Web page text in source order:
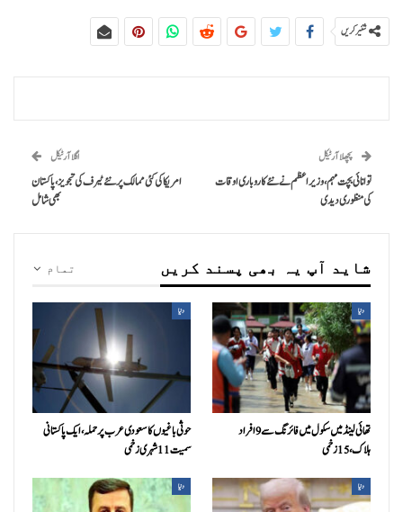
شئیر کریں
پچھلا آرٹیکل
توانائی بچت مہم، وزیراعظم نے نئے کاروباری اوقات
کی منظوری دیدی
اگلا آرٹیکل
امریکا کی کئی ممالک پر نئے ٹیرف کی تجویز، پاکستان
بھی شامل
تمام شاید آپ یہ بھی پسند کریں
دنیا
تھائی لینڈ میں سکول میں فائرنگ سے 9 افراد
ہلاک، 15 زخمی
دنیا
حوثی باغیوں کا سعودی عرب پر حملہ، ایک پاکستانی
سمیت 11 شہری زخمی
دنیا دنیا